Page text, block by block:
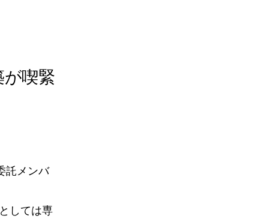
喫緊
託メンバ
しては専